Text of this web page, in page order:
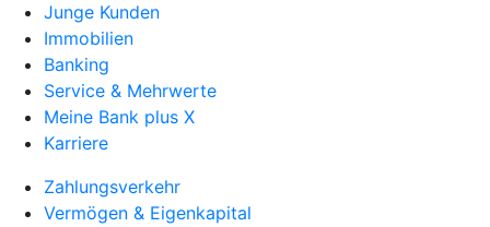
Junge Kunden
Immobilien
Banking
Service & Mehrwerte
Meine Bank plus X
Karriere
Zahlungsverkehr
Vermögen & Eigenkapital